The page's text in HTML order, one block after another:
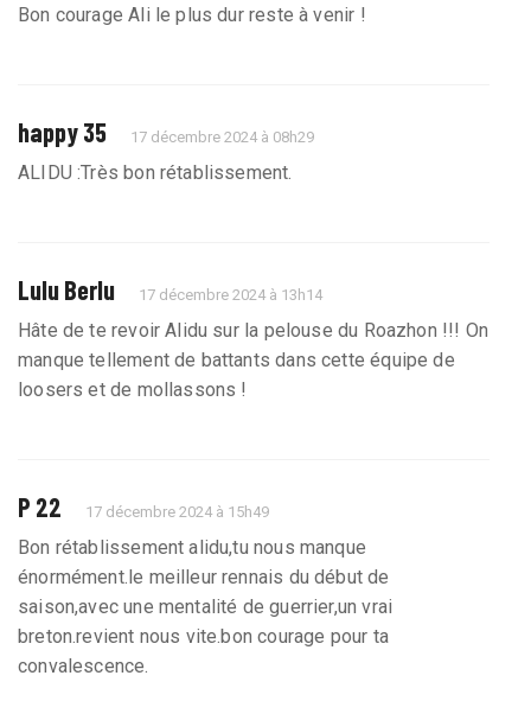
Bon courage Ali le plus dur reste à venir !
happy 35 17 décembre 2024 à 08h29
ALIDU :Très bon rétablissement.
Lulu Berlu 17 décembre 2024 à 13h14
Hâte de te revoir Alidu sur la pelouse du Roazhon !!! On
manque tellement de battants dans cette équipe de
loosers et de mollassons !
P 22 17 décembre 2024 à 15h49
Bon rétablissement alidu,tu nous manque
énormément.le meilleur rennais du début de
saison,avec une mentalité de guerrier,un vrai
breton.revient nous vite.bon courage pour ta
convalescence.